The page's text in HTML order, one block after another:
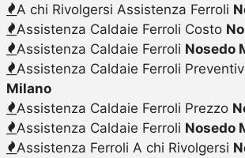
A chi Rivolgersi Assistenza Ferroli
Assistenza Caldaie Ferroli Costo
Assistenza Caldaie Ferroli Nosedo
Assistenza Caldaie Ferroli
Milano
Assistenza Caldaie Ferroli Prezzo
Assistenza Caldaie Ferroli Nosedo
Assistenza Ferroli A chi Rivolgersi